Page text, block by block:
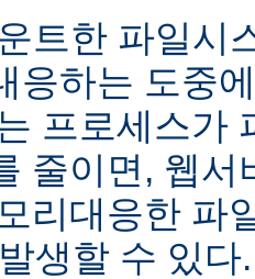
트한 파일시
응하는 도중
프로세스가
줄이면, 웹
리대응한 파
생할 수 있다.